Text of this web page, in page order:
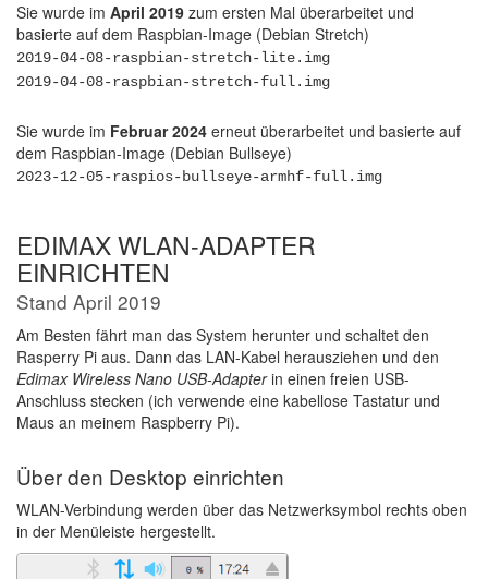
Sie wurde im April 2019 zum ersten Mal überarbeitet und
basierte auf dem Raspbian-Image (Debian Stretch)
2019-04-08-raspbian-stretch-lite.img
2019-04-08-raspbian-stretch-full.img
Sie wurde im Februar 2024 erneut überarbeitet und basierte auf
dem Raspbian-Image (Debian Bullseye)
2023-12-05-raspios-bullseye-armhf-full.img
EDIMAX WLAN-ADAPTER
EINRICHTEN
Stand April 2019
Am Besten fährt man das System herunter und schaltet den
Rasperry Pi aus. Dann das LAN-Kabel herausziehen und den
Edimax Wireless Nano USB-Adapterin einen freien USB-
Anschluss stecken (ich verwende eine kabellose Tastatur und
Maus an meinem Raspberry Pi).
Über den Desktop einrichten
WLAN-Verbindung werden über das Netzwerksymbol rechts oben
in der Menüleiste hergestellt.